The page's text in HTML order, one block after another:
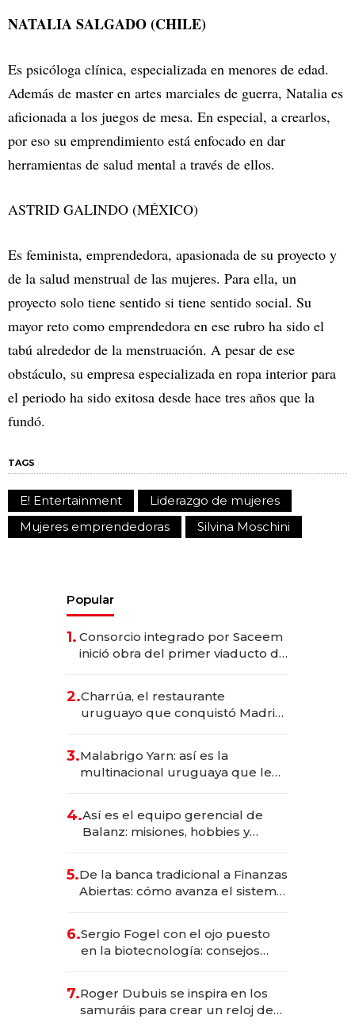
NATALIA SALGADO (CHILE)
Es psicóloga clínica, especializada en menores de edad.
Además de master en artes marciales de guerra, Natalia es
aficionada a los juegos de mesa. En especial, a crearlos,
por eso su emprendimiento está enfocado en dar
herramientas de salud mental a través de ellos.
ASTRID GALINDO (MÉXICO)
Es feminista, emprendedora, apasionada de su proyecto y
de la salud menstrual de las mujeres. Para ella, un
proyecto solo tiene sentido si tiene sentido social. Su
mayor reto como emprendedora en ese rubro ha sido el
tabú alrededor de la menstruación. A pesar de ese
obstáculo, su empresa especializada en ropa interior para
el periodo ha sido exitosa desde hace tres años que la
fundó.
TAGS
E! Entertainment
Liderazgo de mujeres
Mujeres emprendedoras
Silvina Moschini
Popular
1. Consorcio integrado por Saceem
inició obra del primer viaducto de
millones
2.Charrúa, el restaurante
uruguayo que conquistó Madrid:
anticipación y prepara apertura
3.Malabrigo Yarn: así es la
multinacional uruguaya que le
4.Así es el equipo gerencial de
Balanz: misiones, hobbies y
5.De la banca tradicional a Finanzas
Abiertas: cómo avanza el sistema
6.Sergio Fogel con el ojo puesto
en la biotecnología: consejos
rol de la IA
7.Roger Dubuis se inspira en los
samuráis para crear un reloj de